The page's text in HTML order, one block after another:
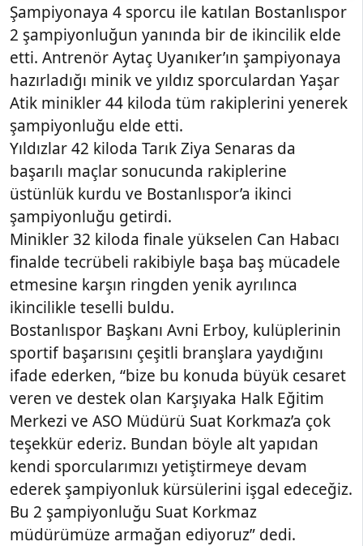
Şampiyonaya 4 sporcu ile katılan Bostanlıspor
2 şampiyonluğun yanında bir de ikincilik elde
etti. Antrenör Aytaç Uyanıker’ın şampiyonaya
hazırladığı minik ve yıldız sporculardan Yaşar
Atik minikler 44 kiloda tüm rakiplerini yenerek
şampiyonluğu elde etti.
Yıldızlar 42 kiloda Tarık Ziya Senaras da
başarılı maçlar sonucunda rakiplerine
üstünlük kurdu ve Bostanlıspor’a ikinci
şampiyonluğu getirdi.
Minikler 32 kiloda finale yükselen Can Habacı
finalde tecrübeli rakibiyle başa baş mücadele
etmesine karşın ringden yenik ayrılınca
ikincilikle teselli buldu.
Bostanlıspor Başkanı Avni Erboy, kulüplerinin
sportif başarısını çeşitli branşlara yaydığını
ifade ederken, “bize bu konuda büyük cesaret
veren ve destek olan Karşıyaka Halk Eğitim
Merkezi ve ASO Müdürü Suat Korkmaz’a çok
teşekkür ederiz. Bundan böyle alt yapıdan
kendi sporcularımızı yetiştirmeye devam
ederek şampiyonluk kürsülerini işgal edeceğiz.
Bu 2 şampiyonluğu Suat Korkmaz
müdürümüze armağan ediyoruz” dedi.